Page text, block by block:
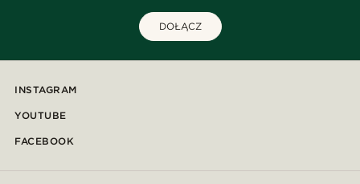
DOŁĄCZ
INSTAGRAM
YOUTUBE
FACEBOOK